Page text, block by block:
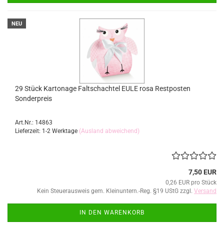
NEU
29 Stück Kartonage Faltschachtel EULE rosa Restposten
Sonderpreis
Art.Nr.: 14863
Lieferzeit: 1-2 Werktage (Ausland abweichend)
7,50 EUR
0,26 EUR pro Stück
Kein Steuerausweis gem. Kleinuntern.-Reg. §19 UStG zzgl. Versand
IN DEN WARENKORB